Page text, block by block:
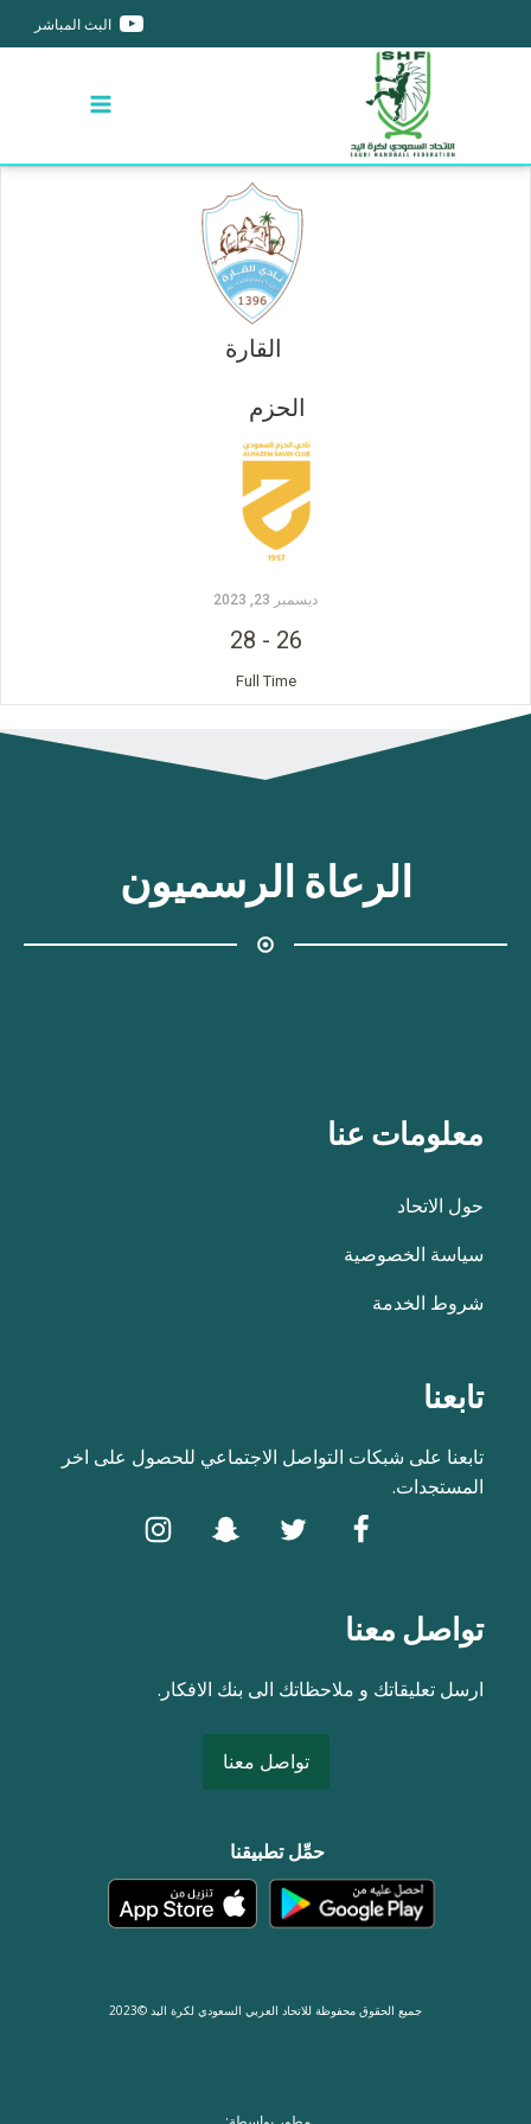
البث المباشر
القارة
الحزم
ديسمبر 23, 2023
26
-
28
Full Time
الرعاة الرسميون
معلومات عنا
حول الاتحاد
سياسة الخصوصية
شروط الخدمة
تابعنا
تابعنا على شبكات التواصل الاجتماعي للحصول على اخر
المستجدات.
تواصل معنا
ارسل تعليقاتك و ملاحظاتك الى بنك الافكار.
تواصل معنا
حمِّل تطبيقنا
جميع الحقوق محفوظة للاتحاد العربي السعودي لكرة اليد ©2023